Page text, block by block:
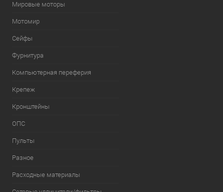
Мировые моторы
Мотомир
Сейфы
Фурнитура
Компьютерная переферия
Крепеж
Кронштейны
ОПС
Пульты
Разное
Расходные материалы